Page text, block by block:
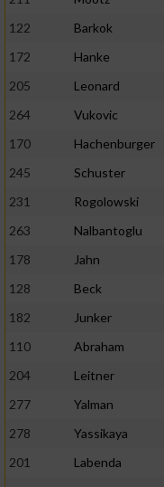
122
Barkok
172
Hanke
205
Leonard
264
Vukovic
170
Hachenburger
245
Schuster
231
Rogolowski
263
Nalbantoglu
178
Jahn
128
Beck
182
Junker
110
Abraham
204
Leitner
277
Yalman
278
Yassikaya
201
Labenda